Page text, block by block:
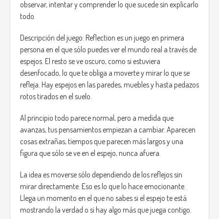
Main mechanics:
audio clues that indicate whether it is safe to
approach or not.
Living shadows: when a shadow fades, the figure
becomes completely dark and hostile.
Risk and reward: if you help the right shadow, they
can provide you with useful information, resources,
or even help you discover hidden areas.
moments of calm and moments of tension, but you
never know when it will change.
Objective and endings:
The main objective of the game is to survive the night and
discover the cause of the blackout and the origin of the
strange pumpkins. The decisions the player makes during
the course of the game will influence their final fate:
Good ending: if you take a risk to resolve the
observar, intentar y comprender lo que sucede sin explicarlo
todo.
Descripción del juego: Reflection es un juego en primera
persona en el que sólo puedes ver el mundo real a través de
espejos. El resto se ve oscuro, como si estuviera
desenfocado, lo que te obliga a moverte y mirar lo que se
refleja. Hay espejos en las paredes, muebles y hasta pedazos
rotos tirados en el suelo.
Al principio todo parece normal, pero a medida que
avanzas, tus pensamientos empiezan a cambiar. Aparecen
cosas extrañas, tiempos que parecen más largos y una
figura que sólo se ve en el espejo, nunca afuera.
La idea es moverse sólo dependiendo de los reflejos sin
mirar directamente. Eso es lo que lo hace emocionante.
Llega un momento en el que no sabes si el espejo te está
mostrando la verdad o si hay algo más que juega contigo.